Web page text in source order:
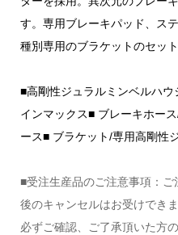
す。専用ブレーキパッド、ス
種別専用のブラケットのセット
■高剛性ジュラルミンベルハ
インマックス■ ブレーキホー
ース■ ブラケット/専用高剛性
■受注生産品のご注意事項：
後のキャンセルはお受けでき
必ずご確認、ご了承頂いた方